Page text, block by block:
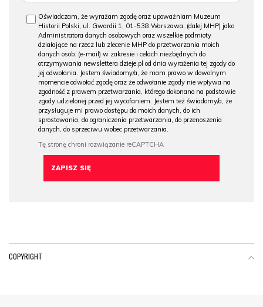
Oświadczam, że wyrażam zgodę oraz upoważniam Muzeum
Historii Polski, ul. Gwardii 1, 01-538 Warszawa, (dalej MHP) jako
Administratora danych osobowych oraz wszelkie podmioty
działające na rzecz lub zlecenie MHP do przetwarzania moich
danych osob. (e-mail) w zakresie i celach niezbędnych do
otrzymywania newslettera dzieje.pl od dnia wyrażenia tej zgody do
jej odwołania. Jestem świadomy/a, że mam prawo w dowolnym
momencie odwołać zgodę oraz że odwołanie zgody nie wpływa na
zgodność z prawem przetwarzania, którego dokonano na podstawie
zgody udzielonej przed jej wycofaniem. Jestem też świadomy/a, że
przysługuje mi prawo dostępu do moich danych, do ich
sprostowania, do ograniczenia przetwarzania, do przenoszenia
danych, do sprzeciwu wobec przetwarzania.
COPYRIGHT